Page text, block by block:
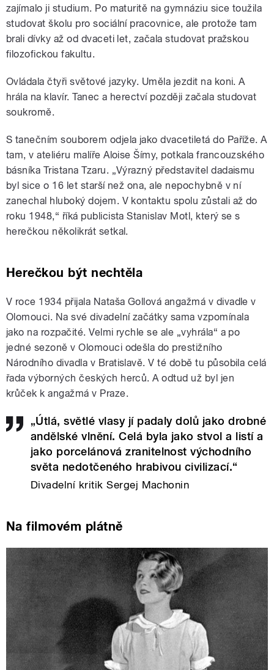
zajímalo ji studium. Po maturitě na gymnáziu sice toužila
studovat školu pro sociální pracovnice, ale protože tam
brali dívky až od dvaceti let, začala studovat pražskou
filozofickou fakultu.
Ovládala čtyři světové jazyky. Uměla jezdit na koni. A
hrála na klavír. Tanec a herectví později začala studovat
soukromě.
S tanečním souborem odjela jako dvacetiletá do Paříže. A
tam, v ateliéru malíře Aloise Šímy, potkala francouzského
básníka Tristana Tzaru. „Výrazný představitel dadaismu
byl sice o 16 let starší než ona, ale nepochybně v ní
zanechal hluboký dojem. V kontaktu spolu zůstali až do
roku 1948,“ říká publicista Stanislav Motl, který se s
herečkou několikrát setkal.
Herečkou být nechtěla
V roce 1934 přijala Nataša Gollová angažmá v divadle v
Olomouci. Na své divadelní začátky sama vzpomínala
jako na rozpačité. Velmi rychle se ale „vyhrála“ a po
jedné sezoně v Olomouci odešla do prestižního
Národního divadla v Bratislavě. V té době tu působila celá
řada výborných českých herců. A odtud už byl jen
krůček k angažmá v Praze.
„Útlá, světlé vlasy jí padaly dolů jako drobné
andělské vlnění. Celá byla jako stvol a listí a
jako porcelánová zranitelnost východního
světa nedotčeného hrabivou civilizací.“
Divadelní kritik Sergej Machonin
Na filmovém plátně